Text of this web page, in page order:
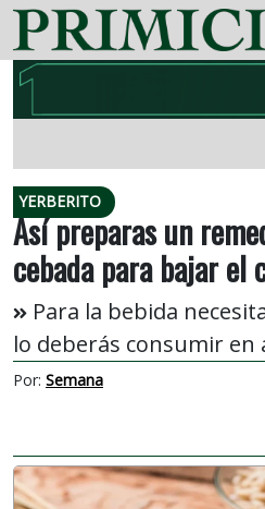
YERBERITO
Así preparas un
cebada para bajar el
Para la bebida
lo deberás consumir en
Por: Semana